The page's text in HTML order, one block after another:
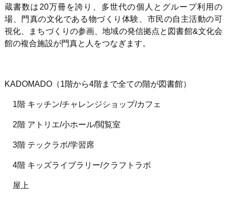
蔵書数は20万冊を誇り、多世代の個人とグループ利用の
場、門真の文化である物づくり体験、市民の自主活動の可
視化、まちづくりの参画、地域の発信拠点と図書館&文化会
館の複合施設が門真と人をつなぎます。
KADOMADO（1階から4階まで全ての階が図書館）
1階 キッチン/チャレンジショップ/カフェ
2階 アトリエ/小ホール/閲覧室
3階 テックラボ/学習席
4階 キッズライブラリー/クラフトラボ
屋上